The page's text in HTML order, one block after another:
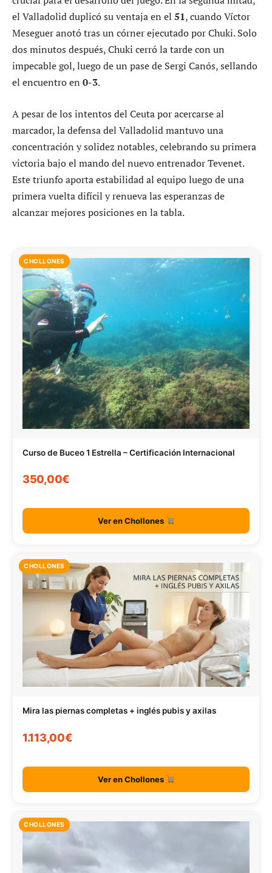
el Valladolid duplicó su ventaja en el 51, cuando Víctor
Meseguer anotó tras un córner ejecutado por Chuki. Solo
dos minutos después, Chuki cerró la tarde con un
impecable gol, luego de un pase de Sergi Canós, sellando
el encuentro en 0-3.
A pesar de los intentos del Ceuta por acercarse al
marcador, la defensa del Valladolid mantuvo una
concentración y solidez notables, celebrando su primera
victoria bajo el mando del nuevo entrenador Tevenet.
Este triunfo aporta estabilidad al equipo luego de una
primera vuelta difícil y renueva las esperanzas de
alcanzar mejores posiciones en la tabla.
CHOLLONES
Curso de Buceo 1 Estrella – Certificación Internacional
350,00€
Ver en Chollones
CHOLLONES
Mira las piernas completas + inglés pubis y axilas
1.113,00€
Ver en Chollones
CHOLLONES